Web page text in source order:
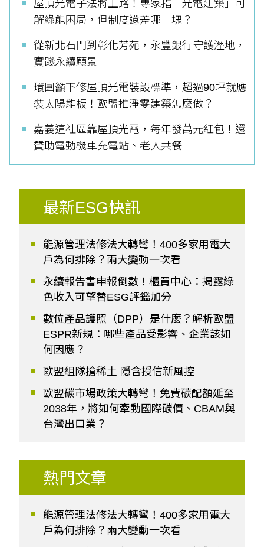
屋頂光電子法將上路！專家指「光電建築」可
解綠能困局，但制度還差哪一塊？
從新北石門到彰化芳苑，永豐銀行守護溼地，
實踐永續願景
環團籲下修屋頂光電裝設標準，超過90坪就應
裝太陽能板！歐盟推淨零建築怎麼做？
嘉義這社區靠屋頂光電，每年發萬元紅包！還
贊助電動機車充電站、老人共餐
最新ESG快訊
能源管理法修法大轉彎！400多家用電大
戶為何排除？兩大變動一次看
永續報告書申報倒數！櫃買中心：揭露綠
色收入可望替ESG評鑑加分
數位產品護照（DPP）是什麼？解析歐盟
ESPR新規：哪些產品受影響、企業該如
何因應？
歐盟組隊搶稀土 隱含授信新風控
歐盟碳市場政策大轉彎！免費碳配額延至
2038年，將如何牽動國際碳價、CBAM與
台灣出口業？
熱門文章
能源管理法修法大轉彎！400多家用電大
戶為何排除？兩大變動一次看